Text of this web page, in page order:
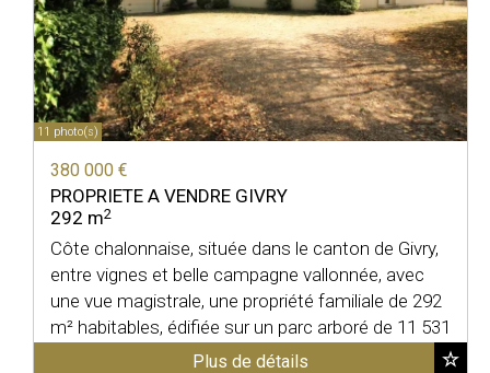
11 photo(s)
380 000 €
PROPRIETE A VENDRE GIVRY
292 m2
Côte chalonnaise, située dans le canton de Givry,
entre vignes et belle campagne vallonnée, avec
une vue magistrale, une propriété familiale de 292
m² habitables, édifiée sur un parc arboré de 11 531
Plus de détails